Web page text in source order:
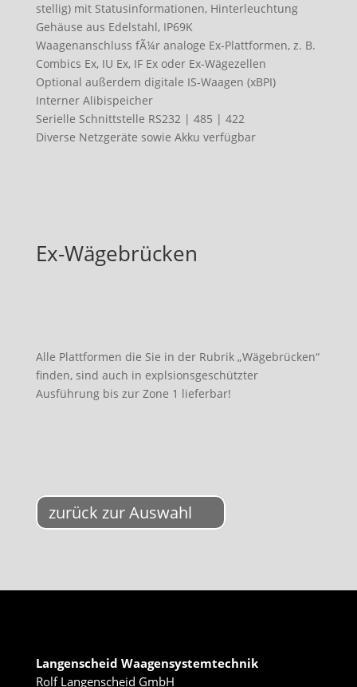
stellig) mit Statusinformationen, Hinterleuchtung
Gehäuse aus Edelstahl, IP69K
Waagenanschluss fÃ¼r analoge Ex-Plattformen, z. B.
Combics Ex, IU Ex, IF Ex oder Ex-Wägezellen
Optional außerdem digitale IS-Waagen (xBPI)
Interner Alibispeicher
Serielle Schnittstelle RS232 | 485 | 422
Diverse Netzgeräte sowie Akku verfügbar
Ex-Wägebrücken
Alle Plattformen die Sie in der Rubrik „Wägebrücken“
finden, sind auch in explsionsgeschützter
Ausführung bis zur Zone 1 lieferbar!
zurück zur Auswahl
Langenscheid Waagensystemtechnik
Rolf Langenscheid GmbH